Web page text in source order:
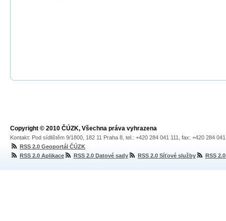
Copyright © 2010 ČÚZK, Všechna práva vyhrazena
Kontakt: Pod sídlištěm 9/1800, 182 11 Praha 8, tel.: +420 284 041 111, fax: +420 284
RSS 2.0 Geoportál ČÚZK
RSS 2.0 Aplikace
RSS 2.0 Datové sady RSS 2.0 Síťové služby RSS